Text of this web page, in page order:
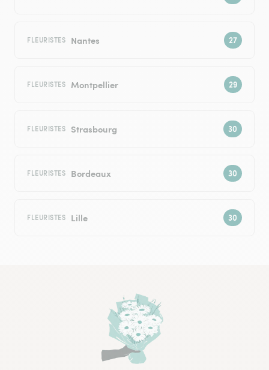
FLEURISTES Nantes
FLEURISTES Montpellier
FLEURISTES Strasbourg
FLEURISTES Bordeaux
FLEURISTES Lille